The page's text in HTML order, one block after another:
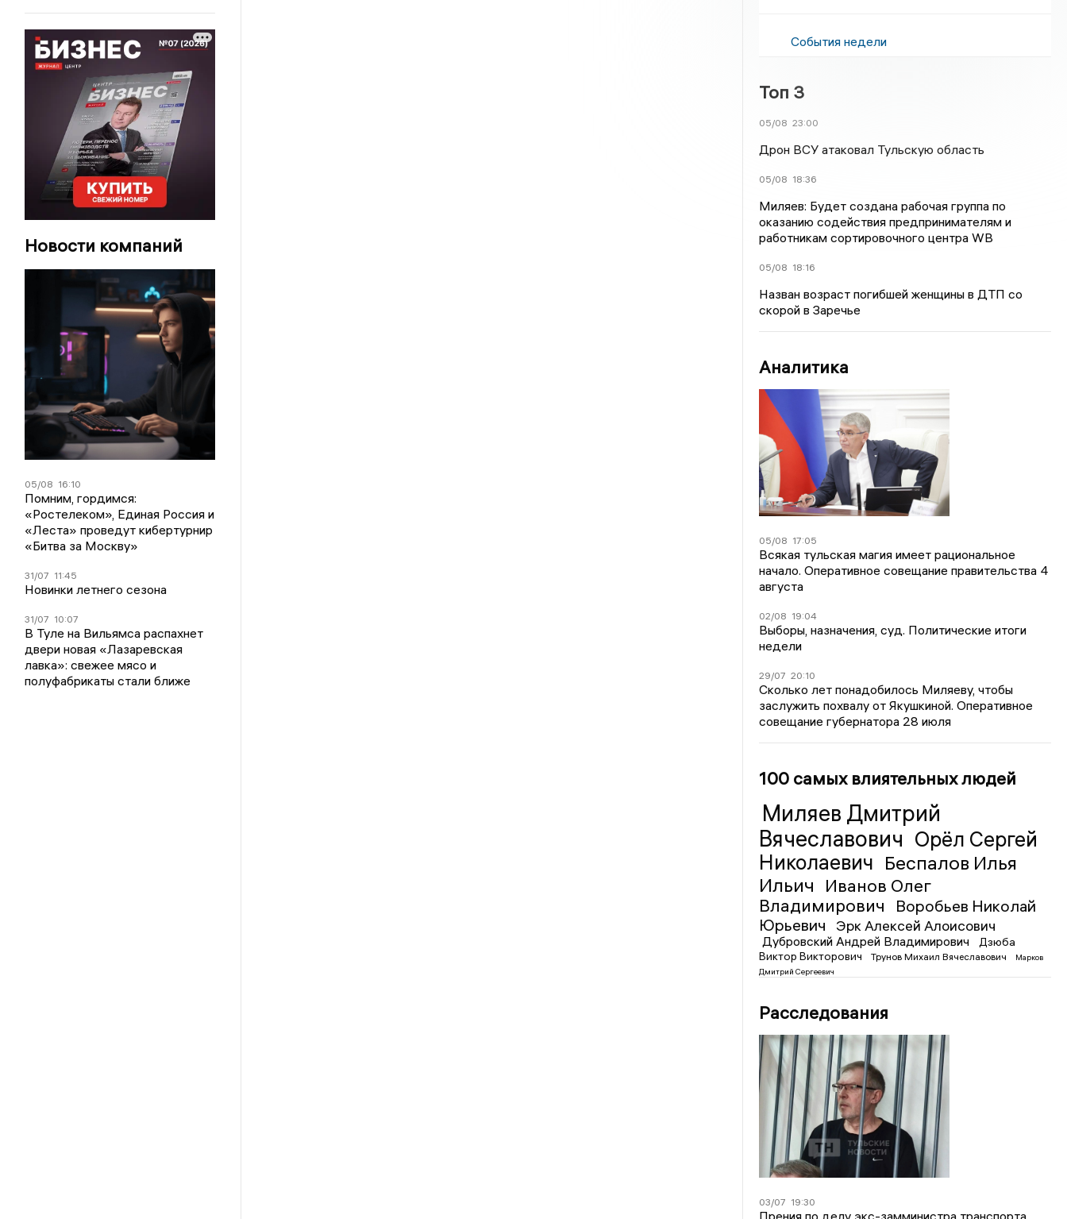
Новости компаний
05/08 16:10
Помним, гордимся:
«Ростелеком», Единая Россия и
«Леста» проведут кибертурнир
«Битва за Москву»
31/07 11:45
Новинки летнего сезона
31/07 10:07
В Туле на Вильямса распахнет
двери новая «Лазаревская
лавка»: свежее мясо и
полуфабрикаты стали ближе
События недели
Топ 3
05/08 23:00
Дрон ВСУ атаковал Тульскую область
05/08 18:36
Миляев: Будет создана рабочая группа по
оказанию содействия предпринимателям и
работникам сортировочного центра WB
05/08 18:16
Назван возраст погибшей женщины в ДТП со
скорой в Заречье
Аналитика
05/08 17:05
Всякая тульская магия имеет рациональное
начало. Оперативное совещание правительства 4
августа
02/08 19:04
Выборы, назначения, суд. Политические итоги
недели
29/07 20:10
Сколько лет понадобилось Миляеву, чтобы
заслужить похвалу от Якушкиной. Оперативное
совещание губернатора 28 июля
100 самых влиятельных людей
Миляев Дмитрий
Вячеславович Орёл Сергей
Николаевич Беспалов Илья
Ильич
Иванов Олег
Владимирович
Воробьев Николай
Юрьевич
Эрк Алексей Алоисович
Дубровский Андрей Владимирович
Дзюба
Виктор Викторович
Трунов Михаил Вячеславович
Марков
Дмитрий Сергеевич
Расследования
03/07 19:30
Прения по делу экс-замминистра транспорта